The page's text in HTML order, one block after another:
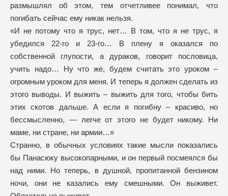
размышлял об этом, тем отчетливее понимал, что
погибать сейчас ему никак нельзя.
«И не потому что я трус, нет… В том, что я не трус, я
убедился 22-го и 23-го… В плену я оказался по
собственной глупости, а дураков, говорит пословица,
учить надо… Ну что же, будем считать это уроком –
огромным уроком для меня. И теперь я должен сделать из
этого выводы. И выжить – выжить для того, чтобы бить
этих скотов дальше. А если я погибну – красиво, но
бессмысленно, — легче от этого не будет никому. Ни
маме, ни стране, ни армии…»
Странно, в обычных условиях такие мысли показались
бы Панасюку высокопарными, и он первый посмеялся бы
над ними. Но теперь, в душной, пропитанной бензином
ночи, они не казались ему смешными. Он выживет.